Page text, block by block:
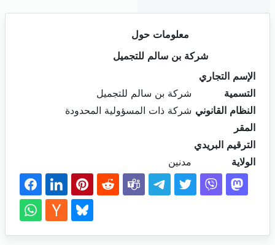
معلومات حول
شركة بن سالم للتجميل
الإسم التجاري
التسمية
شركة بن سالم للتجميل
النظام القانوني شركة ذات المسؤولية المحدودة
المقر
الترقيم البريدي
الولاية
مدنين